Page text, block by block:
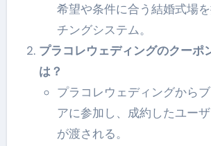
希望や条件に合う結婚式場
チングシステム。
プラコレウェディングのクーポ
は？
プラコレウェディングから
アに参加し、成約したユー
が渡される。